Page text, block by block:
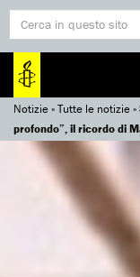
Notizie»Tutte le notizie»
profondo”, il ricordo di